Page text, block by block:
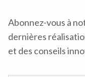
Abonnez-vous à
dernières
et des conseils